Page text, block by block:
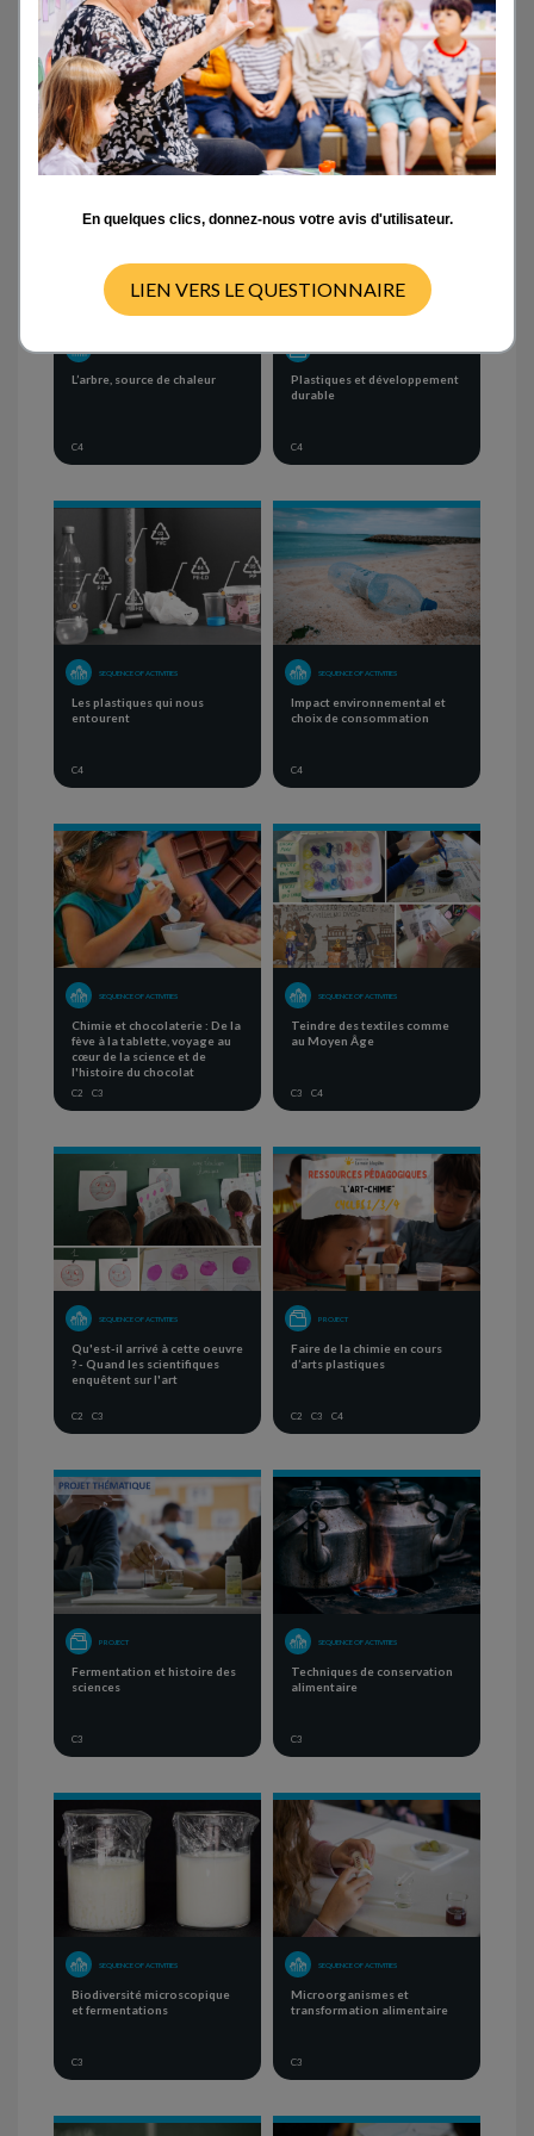
Activités en classe
- ANY - CYCLE 1 CYCLE 2 CYCLE 3 CYCLE 4
L’arbre, source de chaleur
C4
Plastiques et développement
durable
C4
SEQUENCE OF ACTIVITIES
Les plastiques qui nous
entourent
C4
SEQUENCE OF ACTIVITIES
Impact environnemental et
choix de consommation
C4
SEQUENCE OF ACTIVITIES
Chimie et chocolaterie : De la
fève à la tablette, voyage au
cœur de la science et de
l'histoire du chocolat
C2 C3
SEQUENCE OF ACTIVITIES
Teindre des textiles comme
au Moyen Âge
C3 C4
SEQUENCE OF ACTIVITIES
Qu'est-il arrivé à cette oeuvre
? - Quand les scientifiques
enquêtent sur l'art
C2 C3
PROJECT
Faire de la chimie en cours
d’arts plastiques
C2 C3 C4
PROJECT
Fermentation et histoire des
sciences
C3
SEQUENCE OF ACTIVITIES
Techniques de conservation
alimentaire
C3
SEQUENCE OF ACTIVITIES
Biodiversité microscopique
et fermentations
C3
SEQUENCE OF ACTIVITIES
Microorganismes et
transformation alimentaire
C3
En quelques clics, donnez-nous votre avis d'utilisateur.
LIEN VERS LE QUESTIONNAIRE